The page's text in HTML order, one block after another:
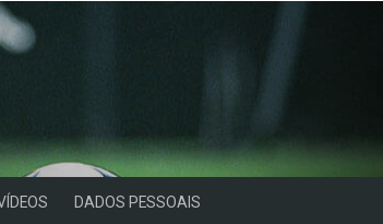
DADOS PESSOAIS